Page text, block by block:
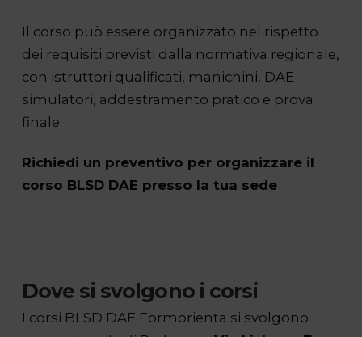
Il corso può essere organizzato nel rispetto
dei requisiti previsti dalla normativa regionale,
con istruttori qualificati, manichini, DAE
simulatori, addestramento pratico e prova
finale.
Richiedi un preventivo per organizzare il
corso BLSD DAE presso la tua sede
Dove si svolgono i corsi
I corsi BLSD DAE Formorienta si svolgono